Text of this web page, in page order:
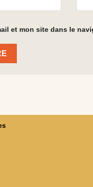
et mon site dans le